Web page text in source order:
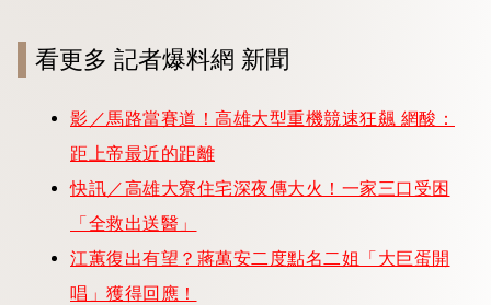
看更多 記者爆料網 新聞
影／馬路當賽道！高雄大型重機競速狂飆 網酸：
距上帝最近的距離
快訊／高雄大寮住宅深夜傳大火！一家三口受困
「全救出送醫」
江蕙復出有望？蔣萬安二度點名二姐「大巨蛋開
唱」獲得回應！